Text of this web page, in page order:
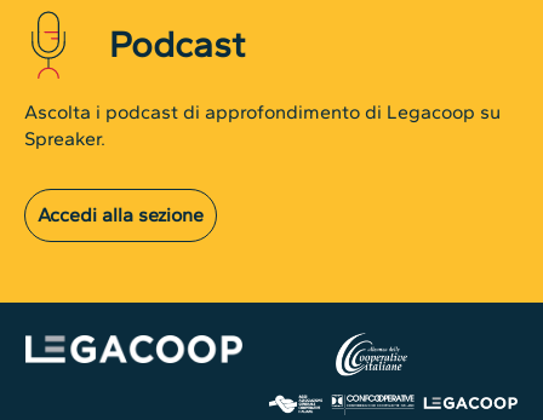
Podcast
Ascolta i podcast di approfondimento di Legacoop su
Spreaker.
Accedi alla sezione